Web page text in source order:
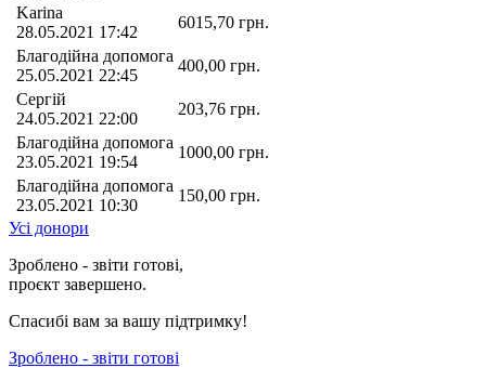
Karina
28.05.2021 17:42
6015,70 грн.
Благодійна допомога
25.05.2021 22:45
400,00 грн.
Сергій
24.05.2021 22:00
203,76 грн.
Благодійна допомога
23.05.2021 19:54
1000,00 грн.
Благодійна допомога
23.05.2021 10:30
150,00 грн.
Усі донори
Зроблено - звіти готові,
проєкт завершено.
Спасибі вам за вашу підтримку!
Зроблено - звіти готові